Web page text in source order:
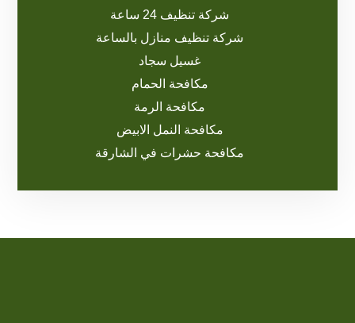
شركة تنظيف 24 ساعة
شركة تنظيف منازل بالساعة
غسيل سجاد
مكافحة الحمام
مكافحة الرمة
مكافحة النمل الابيض
مكافحة حشرات في الشارقة